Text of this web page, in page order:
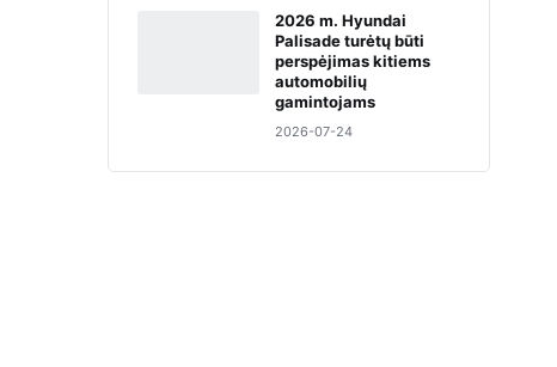
2026 m. Hyundai
Palisade turėtų būti
perspėjimas kitiems
automobilių
gamintojams
2026-07-24